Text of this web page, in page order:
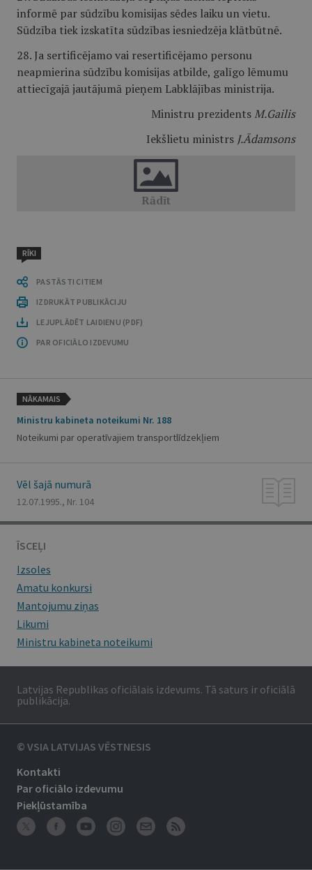
informē par sūdzību komisijas sēdes laiku un vietu.
Sūdzība tiek izskatīta sūdzības iesniedzēja klātbūtnē.
28. Ja sertificējamo vai resertificējamo personu
neapmierina sūdzību komisijas atbilde, galīgo lēmumu
attiecīgajā jautājumā pieņem Labklājības ministrija.
Ministru prezidentsM.Gailis
Iekšlietu ministrs J.Ādamsons
RĪKI
PASTĀSTI CITIEM
IZDRUKĀT PUBLIKĀCIJU
LEJUPLĀDĒT LAIDIENU (PDF)
PAR OFICIĀLO IZDEVUMU
NĀKAMAIS
Ministru kabineta noteikumi Nr. 188
Noteikumi par operatīvajiem transportlīdzekļiem
Vēl šajā numurā
12.07.1995., Nr. 104
ĪSCEĻI
Izsoles
Amatu konkursi
Mantojumu ziņas
Likumi
Ministru kabineta noteikumi
Latvijas Republikas oficiālais izdevums. Tā saturs ir oficiālā
publikācija.
© VSIA LATVIJAS VĒSTNESIS
Kontakti
Par oficiālo izdevumu
Piekļūstamība